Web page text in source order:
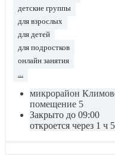
детские группы
для взрослых
для детей
для подростков
онлайн занятия
микрорайон
помещение 5
Закрыто до 09:00
откроется через 1 ч